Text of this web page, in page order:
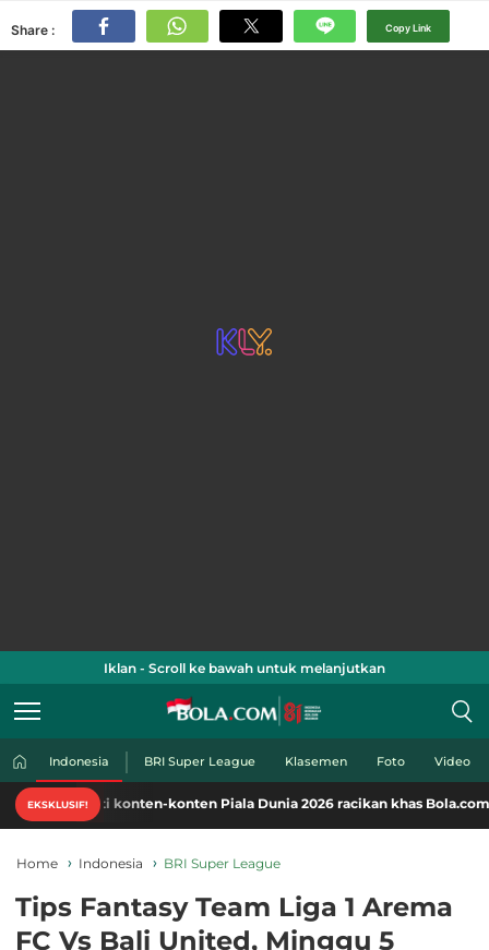
Share : Copy Link
Iklan - Scroll ke bawah untuk melanjutkan
Indonesia BRI Super League Klasemen Foto Video
EKSKLUSIF!
konten-konten Piala Dunia 2026 racikan khas Bola.com. Klik di
Home Indonesia BRI Super League
Tips Fantasy Team Liga 1 Arema
FC Vs Bali United, Minggu 5